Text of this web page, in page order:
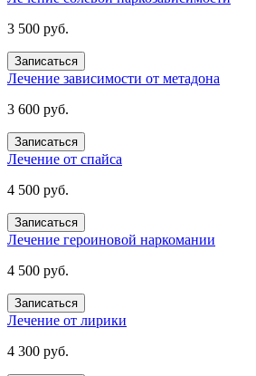
3 500 руб.
Записаться
Лечение зависимости от метадона
3 600 руб.
Записаться
Лечение от спайса
4 500 руб.
Записаться
Лечение героиновой наркомании
4 500 руб.
Записаться
Лечение от лирики
4 300 руб.